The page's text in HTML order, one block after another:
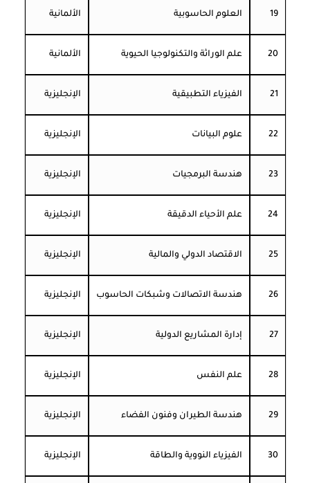
19 العلوم الحاسوبية الألمانية
20 علم الوراثة والتكنولوجيا الحيوية الألمانية
21 الفيزياء التطبيقية الإنجليزية
22 علوم البيانات الإنجليزية
23 هندسة البرمجيات الإنجليزية
24 علم الأحياء الدقيقة الإنجليزية
25 الاقتصاد الدولي والمالية الإنجليزية
26 هندسة الاتصالات وشبكات الحاسوب الإنجليزية
27 إدارة المشاريع الدولية الإنجليزية
28 علم النفس الإنجليزية
29 هندسة الطيران وفنون الفضاء الإنجليزية
30 الفيزياء النووية والطاقة الإنجليزية